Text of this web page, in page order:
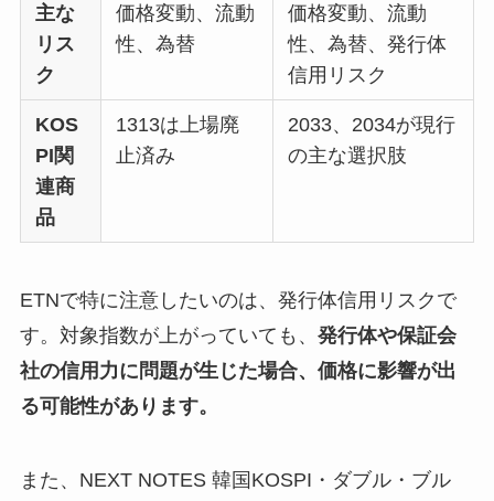
主な
リス
ク
価格変動、流動
性、為替
価格変動、流動
性、為替、発行体
信用リスク
KOS
PI関
連商
品
1313は上場廃
止済み
2033、2034が現行
の主な選択肢
ETNで特に注意したいのは、発行体信用リスクで
す。対象指数が上がっていても、 発行体や保証会
社の信用力に問題が生じた場合、価格に影響が出
る可能性があります。
また、NEXT NOTES 韓国KOSPI・ダブル・ブル